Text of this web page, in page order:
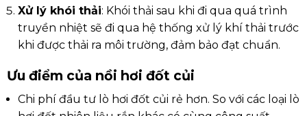
Xử lý khói thải: Khói thải sau khi đi qua quá trình
truyền nhiệt sẽ đi qua hệ thống xử lý khí thải trước
khi được thải ra môi trường, đảm bảo đạt chuẩn.
Ưu điểm của nồi hơi đốt củi
Chi phí đầu tư lò hơi đốt củi rẻ hơn. So với các loại lò